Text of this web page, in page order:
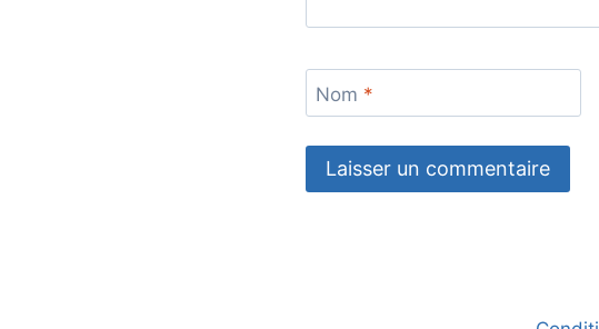
Nom *